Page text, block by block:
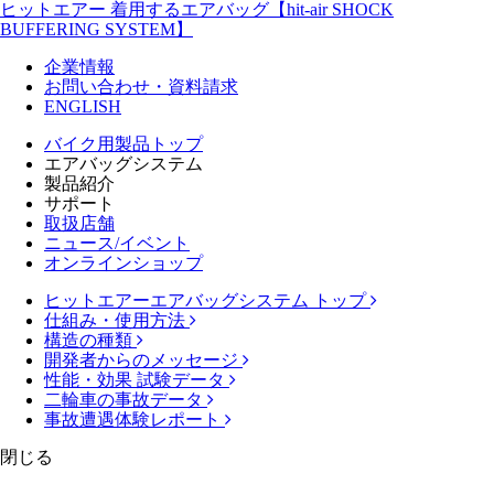
ヒットエアー 着用するエアバッグ【hit-air SHOCK
BUFFERING SYSTEM】
企業情報
お問い合わせ・資料請求
ENGLISH
バイク用製品トップ
エアバッグシステム
製品紹介
サポート
取扱店舗
ニュース/イベント
オンラインショップ
ヒットエアーエアバッグシステム トップ
仕組み・使用方法
構造の種類
開発者からのメッセージ
性能・効果 試験データ
二輪車の事故データ
事故遭遇体験レポート
閉じる